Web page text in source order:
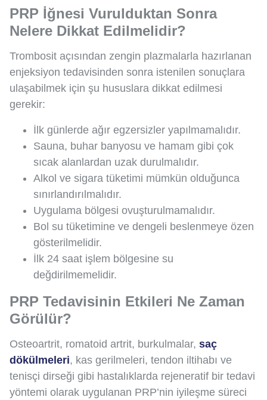
PRP İğnesi Vurulduktan Sonra
Nelere Dikkat Edilmelidir?
Trombosit açısından zengin plazmalarla hazırlanan
enjeksiyon tedavisinden sonra istenilen sonuçlara
ulaşabilmek için şu hususlara dikkat edilmesi
gerekir:
İlk günlerde ağır egzersizler yapılmamalıdır.
Sauna, buhar banyosu ve hamam gibi çok
sıcak alanlardan uzak durulmalıdır.
Alkol ve sigara tüketimi mümkün olduğunca
sınırlandırılmalıdır.
Uygulama bölgesi ovuşturulmamalıdır.
Bol su tüketimine ve dengeli beslenmeye özen
gösterilmelidir.
İlk 24 saat işlem bölgesine su
değdirilmemelidir.
PRP Tedavisinin Etkileri Ne Zaman
Görülür?
Osteoartrit, romatoid artrit, burkulmalar, saç
dökülmeleri, kas gerilmeleri, tendon iltihabı ve
tenisçi dirseği gibi hastalıklarda rejeneratif bir tedavi
yöntemi olarak uygulanan PRP’nin iyileşme süreci